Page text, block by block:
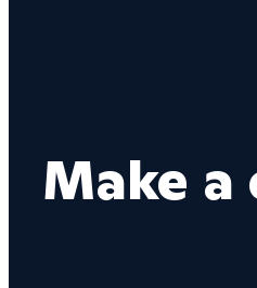
Make a